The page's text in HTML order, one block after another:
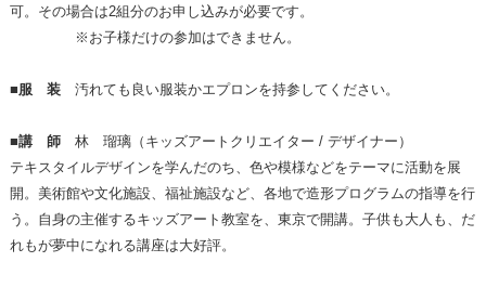
可。その場合は2組分のお申し込みが必要です。
※ お子様だけの参加はできません。
■服 装 汚れても良い服装かエプロンを持参してください。
■講 師
林 瑠璃（キッズアートクリエイター / デザイナー）
テキスタイルデザインを学んだのち、色や模様などをテーマに活動を展
開。美術館や文化施設、福祉施設など、各地で造形プログラムの指導を行
う。自身の主催するキッズアート教室を、東京で開講。子供も大人も、だ
れもが夢中になれる講座は大好評。